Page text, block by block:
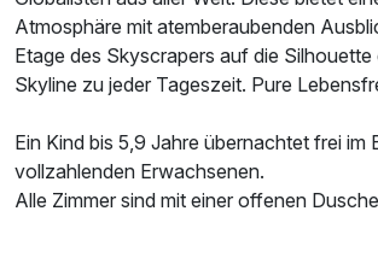
Atmosphäre mit atemberaubenden
Etage des Skyscrapers auf die
Skyline zu jeder Tageszeit. Pure
Ein Kind bis 5,9 Jahre übernachtet frei im
vollzahlenden Erwachsenen.
Alle Zimmer sind mit einer offenen